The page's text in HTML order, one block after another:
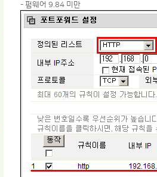
- 펌웨어 9.84 미만